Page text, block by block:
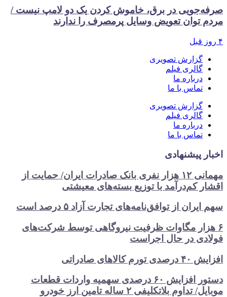
صرفه‌جویی در برق، خاموش کردن یک دو لامپ نیست /
مردم توان تعویض وسایل پرمصرف را ندارند
۴ روز قبل
گزارش تصویری
گالری فیلم
درباره ما
تماس با ما
گزارش تصویری
گالری فیلم
درباره ما
تماس با ما
اخبار پیشنهادی
مهمانی ۱۲ هزار نفری بانک صادرات ایران/ حمایت از
اقشار کم‌درآمد با توزیع بسته‌های معیشتی
سهم ایران از توافق‌نامه‌های تجارت آزاد ۵ درصد است
۶ هزار مگاوات ظرفیت نیروگاهی توسط شرکت‌های
فولادی در حال اجراست
افزایش ۴۰ درصدی تورم کالاهای صادراتی
دستور افزایش ۶۰ درصدی سهمیه واردات قطعات
موبایل/ تداوم بلاتکلیفی ۲ ساله تامین ارز خودرو